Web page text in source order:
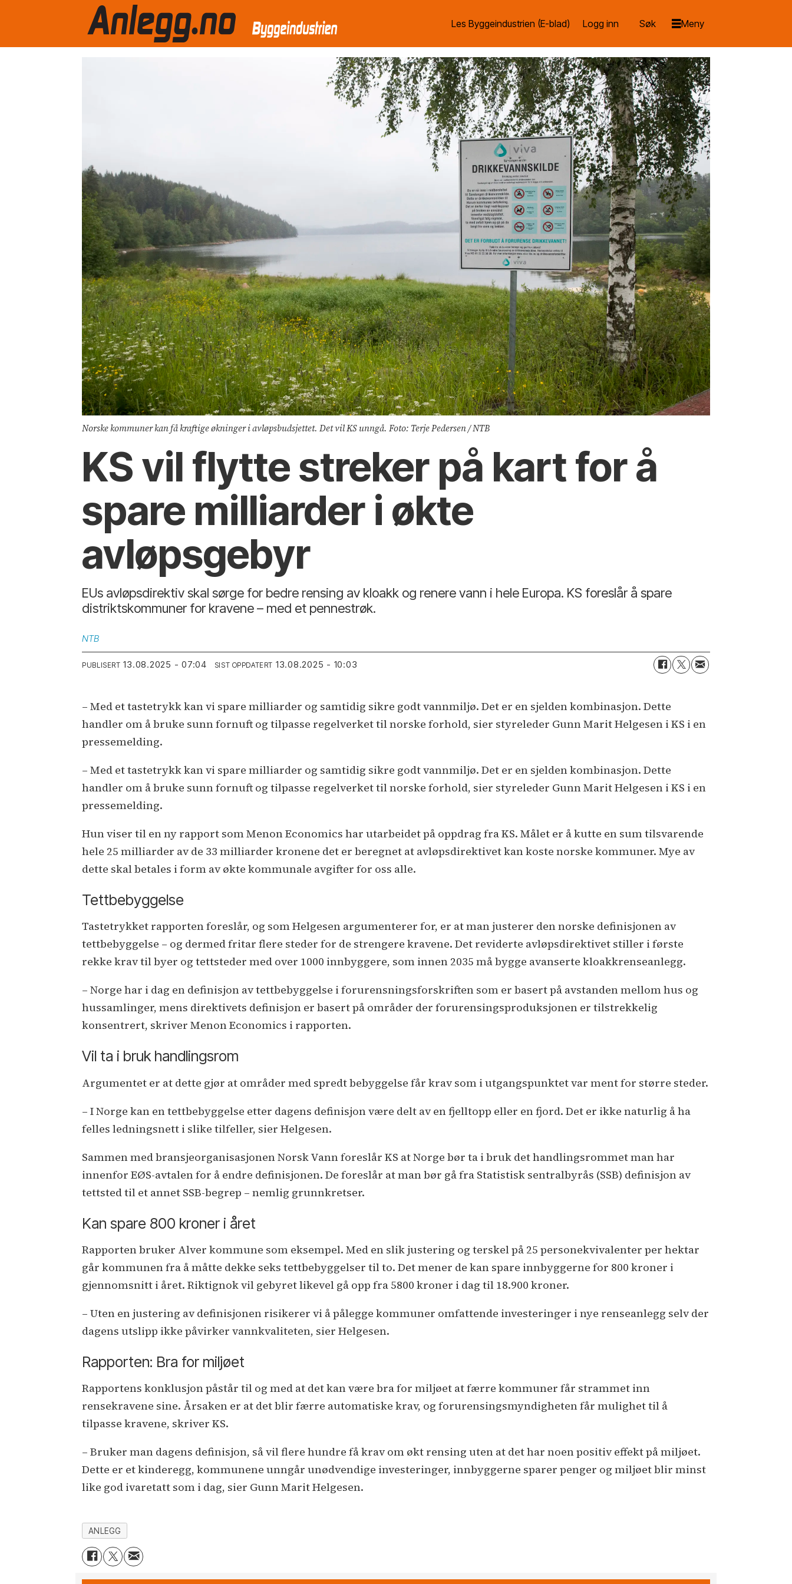
Les Byggeindustrien (E-blad) Logg inn
Norske kommuner kan få kraftige økninger i avløpsbudsjettet. Det vil KS unngå. Foto: Terje Pedersen / NTB
KS vil flytte streker på kart for å
spare milliarder i økte
avløpsgebyr
EUs avløpsdirektiv skal sørge for bedre rensing av kloakk og renere vann i hele Europa. KS foreslår å spare
distriktskommuner for kravene – med et pennestrøk.
NTB
PUBLISERT 13.08.2025 - 07:04 SIST OPPDATERT 13.08.2025 - 10:03
– Med et tastetrykk kan vi spare milliarder og samtidig sikre godt vannmiljø. Det er en sjelden kombinasjon. Dette
handler om å bruke sunn fornuft og tilpasse regelverket til norske forhold, sier styreleder Gunn Marit Helgesen i KS i en
pressemelding.
– Med et tastetrykk kan vi spare milliarder og samtidig sikre godt vannmiljø. Det er en sjelden kombinasjon. Dette
handler om å bruke sunn fornuft og tilpasse regelverket til norske forhold, sier styreleder Gunn Marit Helgesen i KS i en
pressemelding.
Hun viser til en ny rapport som Menon Economics har utarbeidet på oppdrag fra KS. Målet er å kutte en sum tilsvarende
hele 25 milliarder av de 33 milliarder kronene det er beregnet at avløpsdirektivet kan koste norske kommuner. Mye av
dette skal betales i form av økte kommunale avgifter for oss alle.
Tettbebyggelse
Tastetrykket rapporten foreslår, og som Helgesen argumenterer for, er at man justerer den norske definisjonen av
tettbebyggelse – og dermed fritar flere steder for de strengere kravene. Det reviderte avløpsdirektivet stiller i første
rekke krav til byer og tettsteder med over 1000 innbyggere, som innen 2035 må bygge avanserte kloakkrenseanlegg.
– Norge har i dag en definisjon av tettbebyggelse i forurensningsforskriften som er basert på avstanden mellom hus og
hussamlinger, mens direktivets definisjon er basert på områder der forurensingsproduksjonen er tilstrekkelig
konsentrert, skriver Menon Economics i rapporten.
Vil ta i bruk handlingsrom
Argumentet er at dette gjør at områder med spredt bebyggelse får krav som i utgangspunktet var ment for større steder.
– I Norge kan en tettbebyggelse etter dagens definisjon være delt av en fjelltopp eller en fjord. Det er ikke naturlig å ha
felles ledningsnett i slike tilfeller, sier Helgesen.
Sammen med bransjeorganisasjonen Norsk Vann foreslår KS at Norge bør ta i bruk det handlingsrommet man har
innenfor EØS-avtalen for å endre definisjonen. De foreslår at man bør gå fra Statistisk sentralbyrås (SSB) definisjon av
tettsted til et annet SSB-begrep – nemlig grunnkretser.
Kan spare 800 kroner i året
Rapporten bruker Alver kommune som eksempel. Med en slik justering og terskel på 25 personekvivalenter per hektar
går kommunen fra å måtte dekke seks tettbebyggelser til to. Det mener de kan spare innbyggerne for 800 kroner i
gjennomsnitt i året. Riktignok vil gebyret likevel gå opp fra 5800 kroner i dag til 18.900 kroner.
– Uten en justering av definisjonen risikerer vi å pålegge kommuner omfattende investeringer i nye renseanlegg selv der
dagens utslipp ikke påvirker vannkvaliteten, sier Helgesen.
Rapporten: Bra for miljøet
Rapportens konklusjon påstår til og med at det kan være bra for miljøet at færre kommuner får strammet inn
rensekravene sine. Årsaken er at det blir færre automatiske krav, og forurensingsmyndigheten får mulighet til å
tilpasse kravene, skriver KS.
– Bruker man dagens definisjon, så vil flere hundre få krav om økt rensing uten at det har noen positiv effekt på miljøet.
Dette er et kinderegg, kommunene unngår unødvendige investeringer, innbyggerne sparer penger og miljøet blir minst
like god ivaretatt som i dag, sier Gunn Marit Helgesen.
ANLEGG